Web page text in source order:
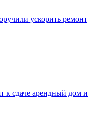
ускорить ремонт
к сдаче арендный дом и